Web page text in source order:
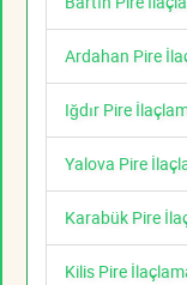
Ardahan Pire
Iğdır Pire
Yalova Pire
Karabük Pire
Kilis Pire